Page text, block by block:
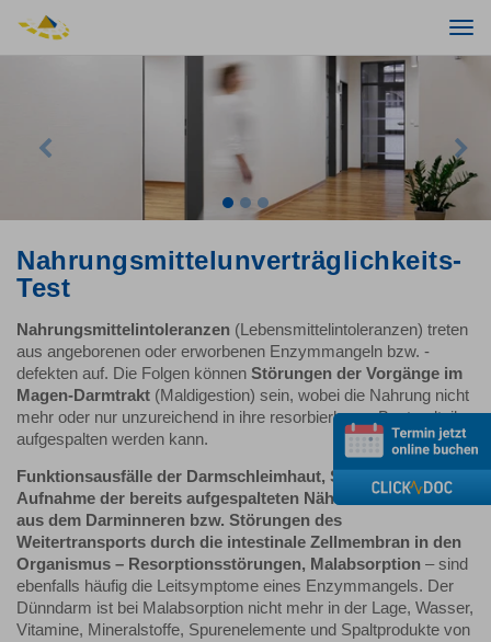
Nahrungsmittelunverträglichkeits-
Test
Nahrungsmittelintoleranzen (Lebensmittelintoleranzen) treten
aus angeborenen oder erworbenen Enzymmangeln bzw. -
defekten auf. Die Folgen können Störungen der Vorgänge im
Magen-Darmtrakt (Maldigestion) sein, wobei die Nahrung nicht
mehr oder nur unzureichend in ihre resorbierbaren Bestandteile
aufgespalten werden kann.
Funktionsausfälle der Darmschleimhaut, Störungen der
Aufnahme der bereits aufgespalteten Nähr- und Vitalstoffe
aus dem Darminneren bzw. Störungen des
Weitertransports durch die intestinale Zellmembran in den
Organismus – Resorptionsstörungen, Malabsorption – sind
ebenfalls häufig die Leitsymptome eines Enzymmangels. Der
Dünndarm ist bei Malabsorption nicht mehr in der Lage, Wasser,
Vitamine, Mineralstoffe, Spurenelemente und Spaltprodukte von